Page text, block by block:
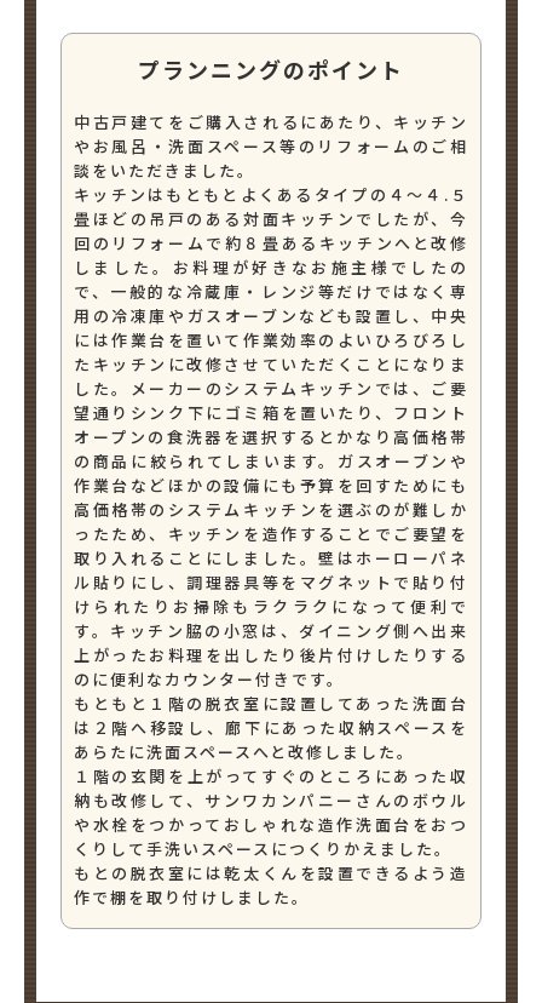
プランニングのポイント
中古戸建てをご購入されるにあたり、キッチン
やお風呂・洗面スペース等のリフォームのご相
談をいただきました。
キッチンはもともとよくあるタイプの４～４.５
畳ほどの吊戸のある対面キッチンでしたが、今
回のリフォームで約８畳あるキッチンへと改修
しました。お料理が好きなお施主様でしたの
で、一般的な冷蔵庫・レンジ等だけではなく専
用の冷凍庫やガスオーブンなども設置し、中央
には作業台を置いて作業効率のよいひろびろし
たキッチンに改修させていただくことになりま
した。メーカーのシステムキッチンでは、ご要
望通りシンク下にゴミ箱を置いたり、フロント
オープンの食洗器を選択するとかなり高価格帯
の商品に絞られてしまいます。ガスオーブンや
作業台などほかの設備にも予算を回すためにも
高価格帯のシステムキッチンを選ぶのが難しか
ったため、キッチンを造作することでご要望を
取り入れることにしました。壁はホーローパネ
ル貼りにし、調理器具等をマグネットで貼り付
けられたりお掃除もラクラクになって便利で
す。キッチン脇の小窓は、ダイニング側へ出来
上がったお料理を出したり後片付けしたりする
のに便利なカウンター付きです。
もともと１階の脱衣室に設置してあった洗面台
は２階へ移設し、廊下にあった収納スペースを
あらたに洗面スペースへと改修しました。
１階の玄関を上がってすぐのところにあった収
納も改修して、サンワカンパニーさんのボウル
や水栓をつかっておしゃれな造作洗面台をおつ
くりして手洗いスペースにつくりかえました。
もとの脱衣室には乾太くんを設置できるよう造
作で棚を取り付けしました。